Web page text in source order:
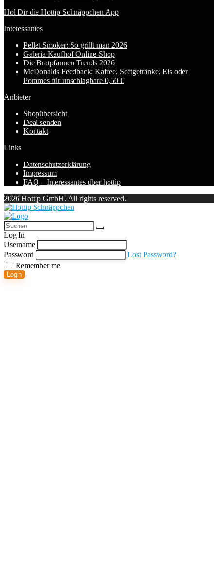
Hol Dir die Hottip Schnäppchen App
Interessantes
Pellet Smoker: So grillt man 2026
Galeria Kaufhof Online-Shop
Die Bratpfannen Trends 2026
McDonalds Feedback: Kaffee, Softgetränke, Eis oder
Pommes für unschlagbare 0,50 €
Anbieter
Shopübersicht
Deal senden
Kontakt
Links
Datenschutzerklärung
Impressum
FAQ – Interessantes über hottip
2026 Hottip GmbH. All rights reserved.
Log In
Username
Password
Lost Password?
Remember me
Login